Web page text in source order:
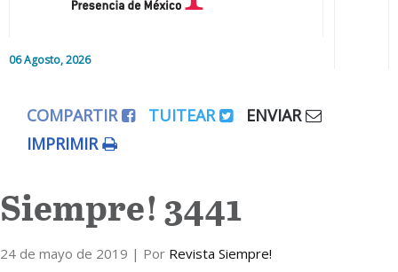
06 Agosto, 2026
Editorial
Colaboradores
Internacional
COMPARTIR TUITEAR
ENVIAR
IMPRIMIR
Siempre! 3441
24 de mayo de 2019 | Por Revista Siempre!